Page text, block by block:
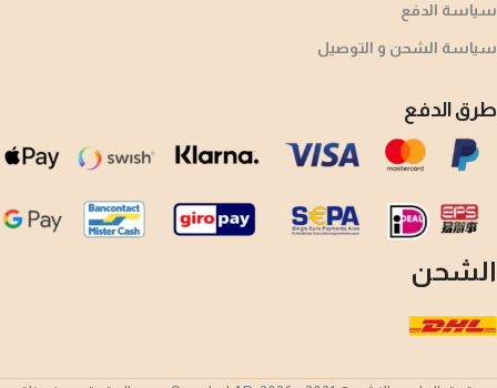
سياسة الدفع
سياسة الشحن و التوصيل
طرق الدفع
الشحن